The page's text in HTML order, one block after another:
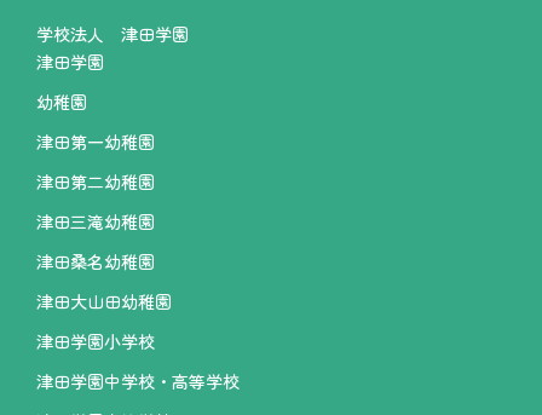
学校法人 津田学園
津田学園
幼稚園
津田第一幼稚園
津田第二幼稚園
津田三滝幼稚園
津田桑名幼稚園
津田大山田幼稚園
津田学園小学校
津田学園中学校・高等学校